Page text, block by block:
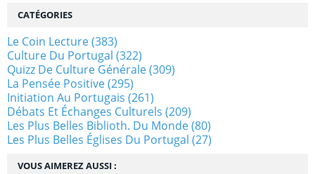
VOUS AIMEREZ AUSSI :
CATÉGORIES
Le Coin Lecture(383)
Culture Du Portugal (322)
Quizz De Culture Générale(309)
La Pensée Positive(295)
Initiation Au Portugais (261)
Débats Et Échanges Culturels (209)
Les Plus Belles Biblioth. Du Monde(80)
Les Plus Belles Églises Du Portugal (27)